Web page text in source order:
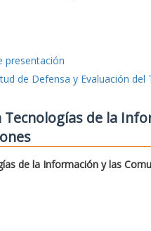
presentación
de Defensa y Evaluación del
de la
de la Información y las